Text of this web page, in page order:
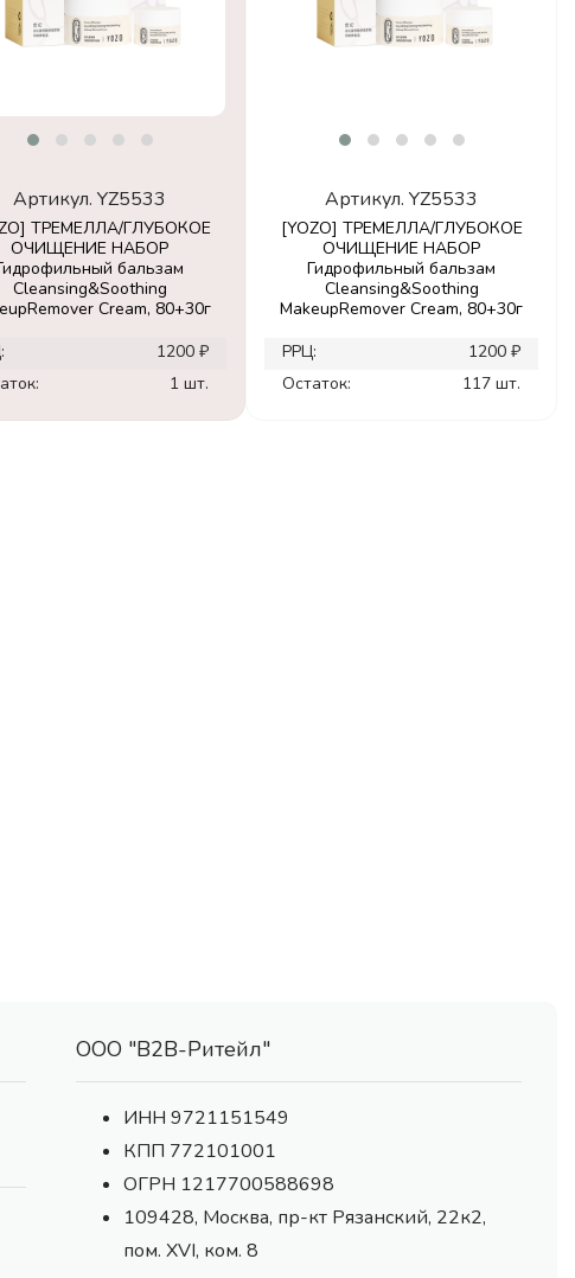
Артикул.YZ5533
ТРЕМЕЛЛА/ГЛУБОКОЕ
ОЧИЩЕНИЕ НАБОР
бальзам
Cleansing&Soothing
Cream, 80+30г
1200 ₽
1 шт.
Артикул.YZ5533
[YOZO] ТРЕМЕЛЛА/ГЛУБОКОЕ
ОЧИЩЕНИЕ НАБОР
Гидрофильный бальзам
Cleansing&Soothing
MakeupRemover Cream, 80+30г
РРЦ:
1200 ₽
Остаток:
117 шт.
ООО "В2В-Ритейл"
ИНН 9721151549
КПП 772101001
ОГРН 1217700588698
109428, Москва, пр-кт Рязанский, 22к2,
пом. XVI, ком. 8